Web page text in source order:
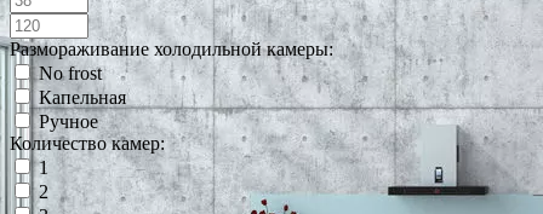
Размораживание холодильной камеры:
No frost
Капельная
Ручное
Количество камер:
1
2